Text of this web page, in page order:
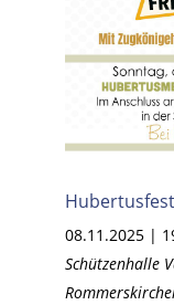
08.11.2025 |
Schützenhalle